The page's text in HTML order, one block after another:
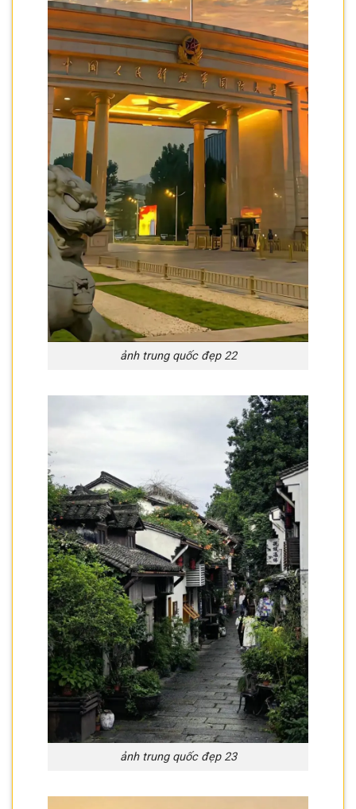
ảnh trung quốc đẹp 22
ảnh trung quốc đẹp 23